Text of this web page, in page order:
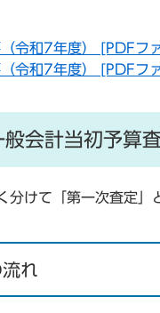
令和7年度） [PDFフ
令和7年度） [PDFフ
会計当初予算
分けて「第一次査定」
れ